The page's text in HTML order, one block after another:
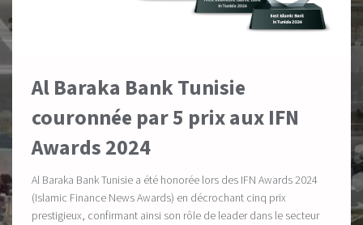
Al Baraka Bank Tunisie
couronnée par 5 prix aux IFN
Awards 2024
Al Baraka Bank Tunisie a été honorée lors des IFN Awards 2024
(Islamic Finance News Awards) en décrochant cinq prix
prestigieux, confirmant ainsi son rôle de leader dans le secteur